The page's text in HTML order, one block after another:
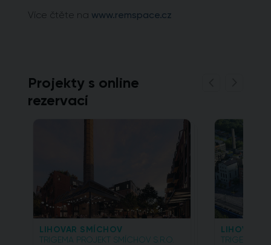
Více čtěte na www.remspace.cz
Projekty s online
rezervací
LIHOVAR SMÍCHOV
TRIGEMA PROJEKT SMÍCHOV S.R.O.
LIHOVAR
TRIGEMA